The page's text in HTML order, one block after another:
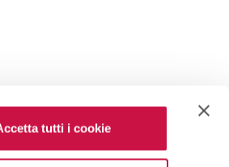
tutti i cookie